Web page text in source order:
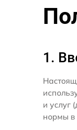
1.
и услуг
нормы в